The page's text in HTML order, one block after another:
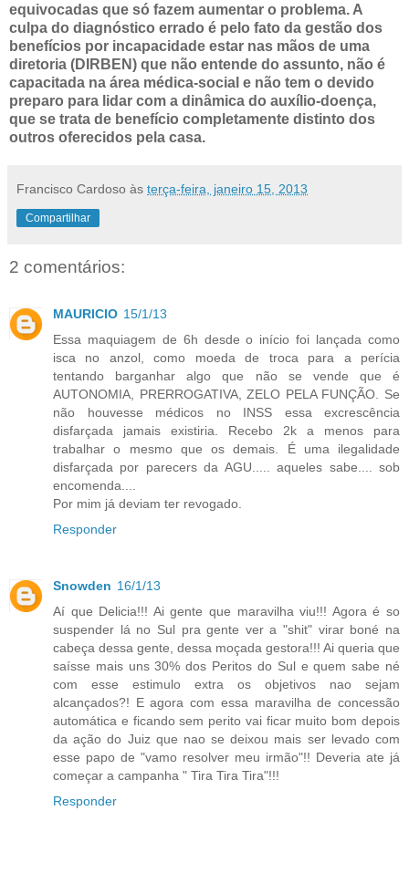
equivocadas que só fazem aumentar o problema. A
culpa do diagnóstico errado é pelo fato da gestão dos
benefícios por incapacidade estar nas mãos de uma
diretoria (DIRBEN) que não entende do assunto, não é
capacitada na área médica-social e não tem o devido
preparo para lidar com a dinâmica do auxílio-doença,
que se trata de benefício completamente distinto dos
outros oferecidos pela casa.
Francisco Cardoso às terça-feira, janeiro 15, 2013
Compartilhar
2 comentários:
MAURICIO 15/1/13
Essa maquiagem de 6h desde o início foi lançada como
isca no anzol, como moeda de troca para a perícia
tentando barganhar algo que não se vende que é
AUTONOMIA, PRERROGATIVA, ZELO PELA FUNÇÃO. Se
não houvesse médicos no INSS essa excrescência
disfarçada jamais existiria. Recebo 2k a menos para
trabalhar o mesmo que os demais. É uma ilegalidade
disfarçada por parecers da AGU..... aqueles sabe.... sob
encomenda....
Por mim já deviam ter revogado.
Responder
Snowden 16/1/13
Aí que Delicia!!! Ai gente que maravilha viu!!! Agora é so
suspender lá no Sul pra gente ver a "shit" virar boné na
cabeça dessa gente, dessa moçada gestora!!! Ai queria que
saísse mais uns 30% dos Peritos do Sul e quem sabe né
com esse estimulo extra os objetivos nao sejam
alcançados?! E agora com essa maravilha de concessão
automática e ficando sem perito vai ficar muito bom depois
da ação do Juiz que nao se deixou mais ser levado com
esse papo de "vamo resolver meu irmão"!! Deveria ate já
começar a campanha " Tira Tira Tira"!!!
Responder